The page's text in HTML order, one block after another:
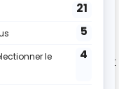
communiquez
suivants, dans la
Roxane, notamment
informatique, le